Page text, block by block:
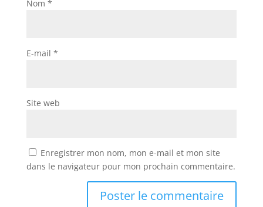
Nom *
E-mail *
Site web
Enregistrer mon nom, mon e-mail et mon site
dans le navigateur pour mon prochain commentaire.